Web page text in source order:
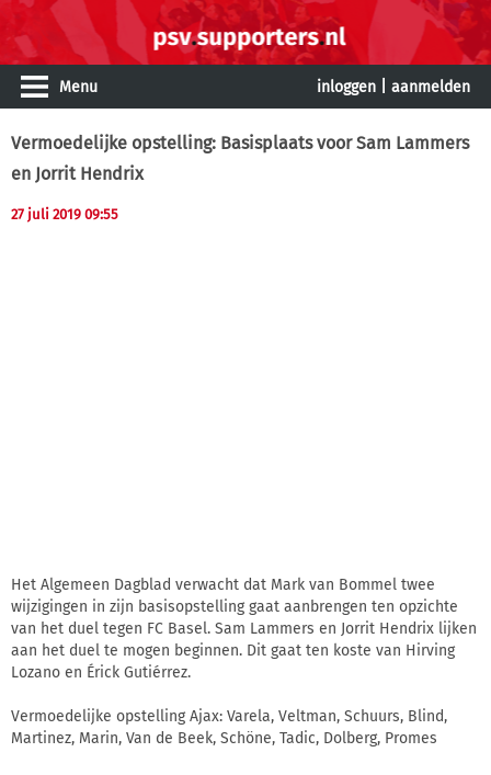
Menu inloggen aanmelden
Vermoedelijke opstelling: Basisplaats voor Sam Lammers
en Jorrit Hendrix
27 juli 2019 09:55
Het Algemeen Dagblad verwacht dat Mark van Bommel twee
wijzigingen in zijn basisopstelling gaat aanbrengen ten opzichte
van het duel tegen FC Basel. Sam Lammers en Jorrit Hendrix lijken
aan het duel te mogen beginnen. Dit gaat ten koste van Hirving
Lozano en Érick Gutiérrez.
Vermoedelijke opstelling Ajax: Varela, Veltman, Schuurs, Blind,
Martinez, Marin, Van de Beek, Schöne, Tadic, Dolberg, Promes